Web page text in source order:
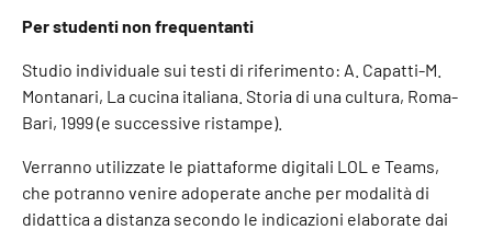
Per studenti non frequentanti
Studio individuale sui testi di riferimento: A. Capatti-M.
Montanari, La cucina italiana. Storia di una cultura, Roma-
Bari, 1999 (e successive ristampe).
Verranno utilizzate le piattaforme digitali LOL e Teams,
che potranno venire adoperate anche per modalità di
didattica a distanza secondo le indicazioni elaborate dai